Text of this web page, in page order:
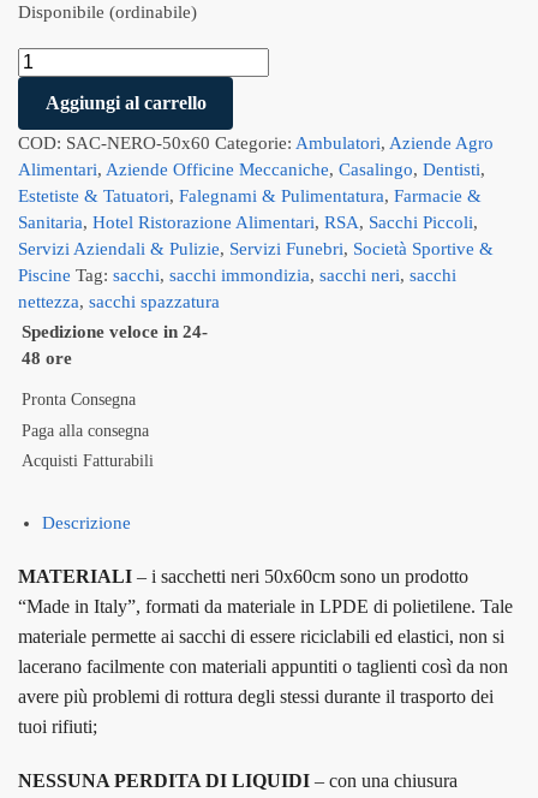
Disponibile (ordinabile)
Aggiungi al carrello
COD: SAC-NERO-50x60 Categorie: Ambulatori, Aziende Agro
Alimentari, Aziende Officine Meccaniche, Casalingo, Dentisti,
Estetiste & Tatuatori, Falegnami & Pulimentatura, Farmacie &
Sanitaria, Hotel Ristorazione Alimentari, RSA, Sacchi Piccoli,
Servizi Aziendali & Pulizie, Servizi Funebri, Società Sportive &
Piscine Tag: sacchi, sacchi immondizia, sacchi neri, sacchi
nettezza, sacchi spazzatura
Spedizione veloce in 24-
48 ore
Pronta Consegna
Paga alla consegna
Acquisti Fatturabili
Descrizione
MATERIALI – i sacchetti neri 50x60cm sono un prodotto
“Made in Italy”, formati da materiale in LPDE di polietilene. Tale
materiale permette ai sacchi di essere riciclabili ed elastici, non si
lacerano facilmente con materiali appuntiti o taglienti così da non
avere più problemi di rottura degli stessi durante il trasporto dei
tuoi rifiuti;
NESSUNA PERDITA DI LIQUIDI – con una chiusura